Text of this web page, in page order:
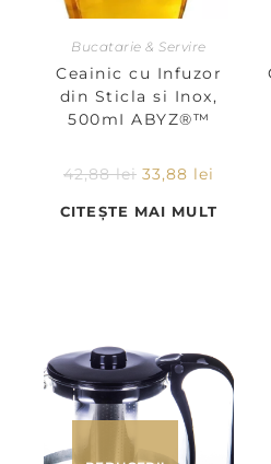
Bucatarie & Servire
Ceainic cu Infuzor
din Sticla si Inox,
500mI ABYZ®™
42,88lei 33,88 lei
CITEȘTE MAI MULT